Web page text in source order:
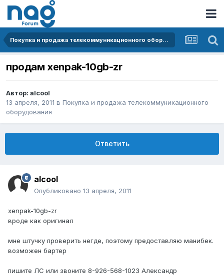
Покупка и продажа телекоммуникационного оборудования
продам xenpak-10gb-zr
Автор: alcool
13 апреля, 2011 в Покупка и продажа телекоммуникационного
оборудования
Ответить
alcool
Опубликовано 13 апреля, 2011
xenpak-10gb-zr
вроде как оригинал
мне штучку проверить негде, поэтому предоставляю манибек.
возможен бартер
пишите ЛС или звоните 8-926-568-1023 Александр